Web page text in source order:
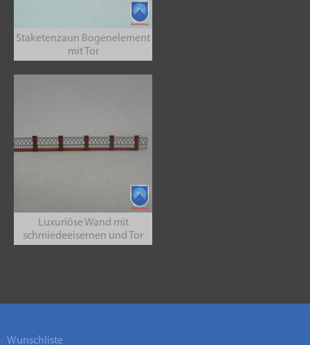
Staketenzaun Bogenelement
mit Tor
Luxuriöse Wand mit
schmiedeeisernen und Tor
Wunschliste